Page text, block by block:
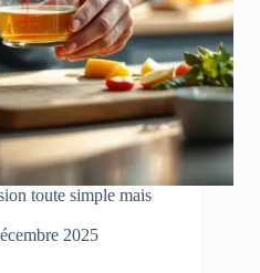
toute simple mais
2025